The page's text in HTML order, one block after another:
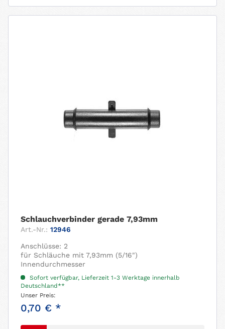
Schlauchverbinder gerade 7,93mm
Art.-Nr.: 12946
Anschlüsse: 2
für Schläuche mit 7,93mm (5/16")
Innendurchmesser
Sofort verfügbar, Lieferzeit 1-3 Werktage innerhalb
Deutschland**
Unser Preis:
0,70 € *